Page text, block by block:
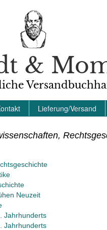
&
Lieferung/Versand
Neuzeit
Jahrhunderts
Jahrhunderts